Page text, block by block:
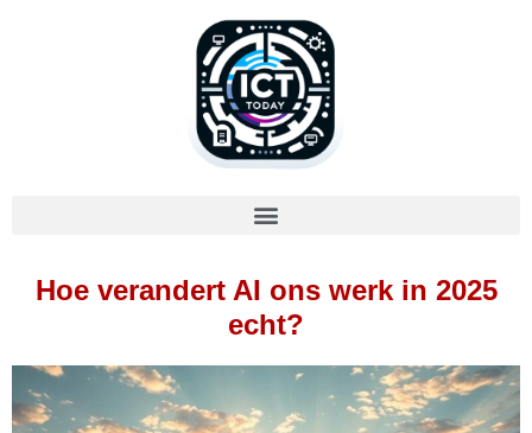
Hoe verandert AI ons werk in 2025
echt?